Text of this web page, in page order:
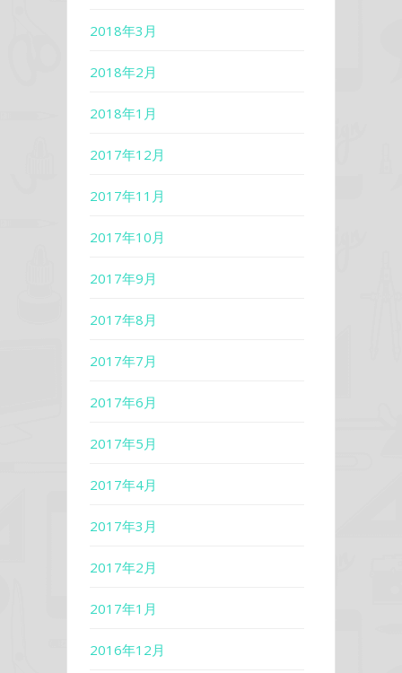
2018年3月
2018年2月
2018年1月
2017年12月
2017年11月
2017年10月
2017年9月
2017年8月
2017年7月
2017年6月
2017年5月
2017年4月
2017年3月
2017年2月
2017年1月
2016年12月